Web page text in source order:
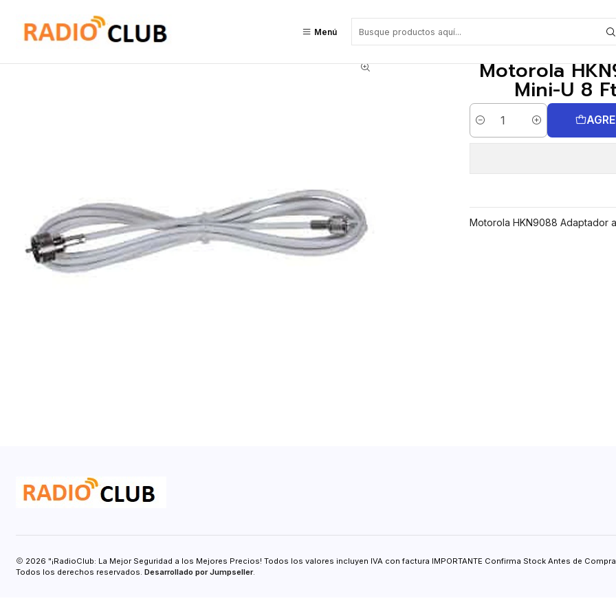
Menú
Accesorios Equipos Móviles
Motorola
Mini-U 8
Cantidad
Motorola HKN9088 Adaptador
2026 "¡RadioClub: La Mejor Seguridad a los Mejores Precios! Todos los valores incluyen IVA con factura IMPORTANTE Confirma Stock Antes de
Todos los derechos reservados. Desarrollado por Jumpseller.